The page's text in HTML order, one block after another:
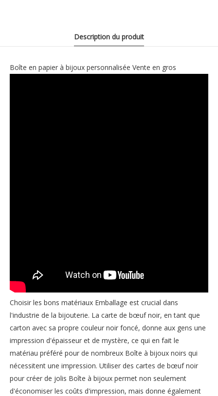
Description du produit
Boîte en papier à bijoux personnalisée Vente en gros
Choisir les bons matériaux Emballage est crucial dans
l'industrie de la bijouterie. La carte de bœuf noir, en tant que
carton avec sa propre couleur noir foncé, donne aux gens une
impression d'épaisseur et de mystère, ce qui en fait le
matériau préféré pour de nombreux Boîte à bijoux noirs qui
nécessitent une impression. Utiliser des cartes de bœuf noir
pour créer de jolis Boîte à bijoux permet non seulement
d'économiser les coûts d'impression, mais donne également